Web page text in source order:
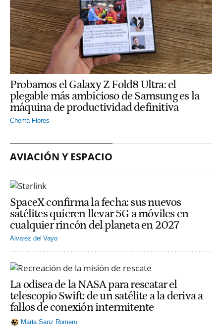
Probamos el Galaxy Z Fold8 Ultra: el
plegable más ambicioso de Samsung es la
máquina de productividad definitiva
Chema Flores
AVIACIÓN Y ESPACIO
SpaceX confirma la fecha: sus nuevos
satélites quieren llevar 5G a móviles en
cualquier rincón del planeta en 2027
Alvarez del Vayo
La odisea de la NASA para rescatar el
telescopio Swift: de un satélite a la deriva a
fallos de conexión intermitente
Marta Sanz Romero